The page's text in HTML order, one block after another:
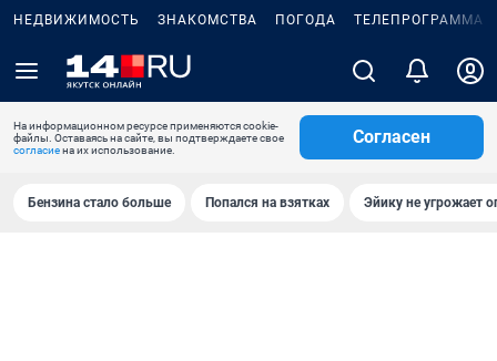
НЕДВИЖИМОСТЬ ЗНАКОМСТВА ПОГОДА ТЕЛЕПРОГРАММА
На информационном ресурсе применяются cookie-
файлы. Оставаясь на сайте, вы подтверждаете свое
согласиена их использование.
Согласен
Бензина стало больше Попался на взятках Эйику не угрожает